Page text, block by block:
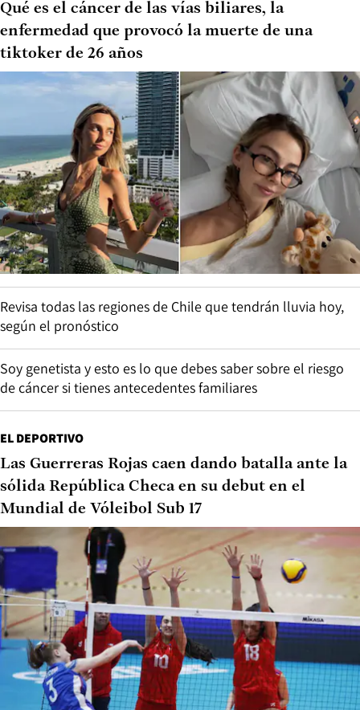
Qué es el cáncer de las vías biliares, la
enfermedad que provocó la muerte de una
tiktoker de 26 años
Revisa todas las regiones de Chile que tendrán lluvia hoy,
según el pronóstico
Soy genetista y esto es lo que debes saber sobre el riesgo
de cáncer si tienes antecedentes familiares
EL DEPORTIVO
Las Guerreras Rojas caen dando batalla ante la
sólida República Checa en su debut en el
Mundial de Vóleibol Sub 17